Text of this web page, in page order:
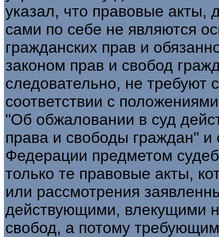
указал, что правовые акты,
сами по себе не являются
гражданских прав и
законом прав и свобод
следовательно, не требуют
соответствии с
"Об обжаловании в суд
права и свободы граждан" и
Федерации предметом
только те правовые акты,
или рассмотрения
действующими, влекущими
свобод, а потому